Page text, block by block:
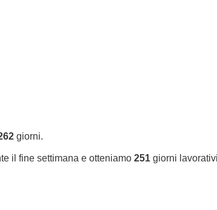
giorni.
il fine settimana e otteniamo 251 giorni